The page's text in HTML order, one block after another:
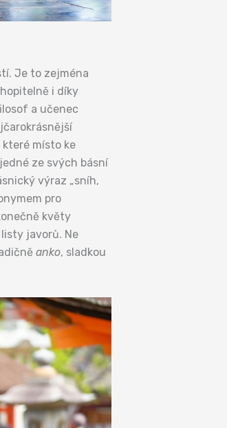
Je to zejména
i díky
a učenec
místo ke
ze svých básní
výraz „sníh,
pro
květy
javorů. Ne
anko, sladkou